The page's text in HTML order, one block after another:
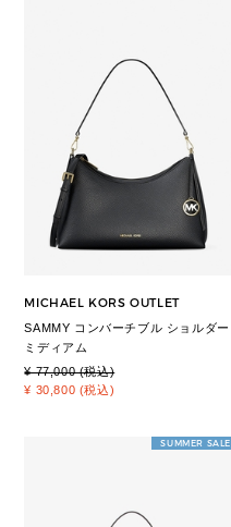
MICHAEL KORS OUTLET
SAMMY コンバーチブル ショルダー
ミディアム
¥ 77,000 (税込)
¥ 30,800 (税込)
SUMMER SALE